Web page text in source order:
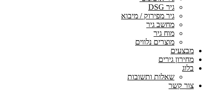
גיר DSG
גיר מפירוק / מיבוא
מחשב גיר
מוח גיר
מוצרים נלווים
מבצעים
מחירון גירים
בלוג
שאלות ותשובות
צור קשר